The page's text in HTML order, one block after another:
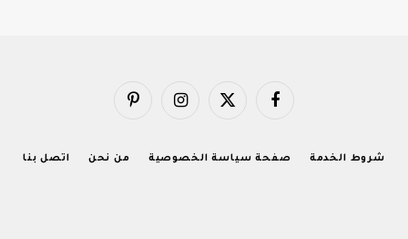
فيسبوك X
الانستغرامبينتيريست
شروط الخدمة صفحة سياسة الخصوصية من نحن اتصل بنا